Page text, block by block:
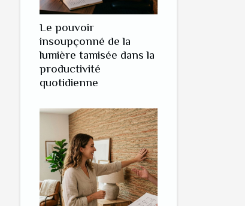
Le pouvoir
insoupçonné de la
lumière tamisée dans la
productivité
quotidienne